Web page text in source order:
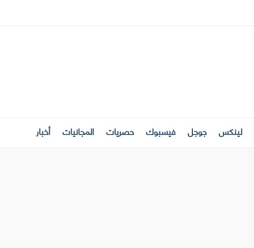
لينكس جوجل فيسبوك حصريات المجانيات أخبار